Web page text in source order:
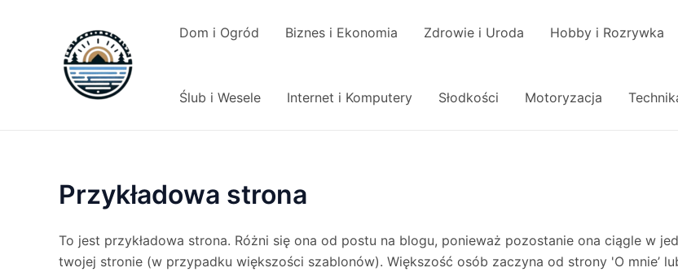
Dom i Ogród Biznes i Ekonomia Zdrowie i Uroda Hobby i Rozrywka
Ślub i Wesele Internet i Komputery Słodkości Motoryzacja
Przykładowa strona
To jest przykładowa strona. Różni się ona od postu na blogu, ponieważ pozostanie ona ciągle w
twojej stronie (w przypadku większości szablonów). Większość osób zaczyna od strony 'O mnie’